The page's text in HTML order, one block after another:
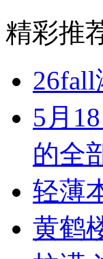
精彩推
5月
的全
轻薄
黄鹤